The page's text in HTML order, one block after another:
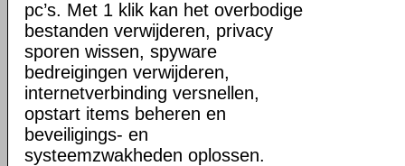
pc’s. Met 1 klik kan het overbodige
bestanden verwijderen, privacy
sporen wissen, spyware
bedreigingen verwijderen,
internetverbinding versnellen,
opstart items beheren en
beveiligings- en
systeemzwakheden oplossen.